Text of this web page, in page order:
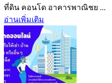
ที่ดิน คอนโด อาคารพาณิชย ...
อ่านเพิ่มเติม